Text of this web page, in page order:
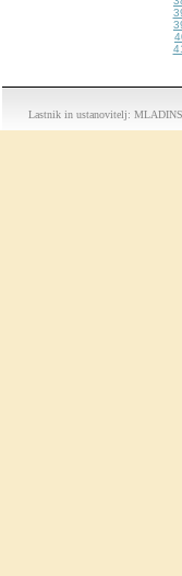
Lastnik in ustanovitelj: